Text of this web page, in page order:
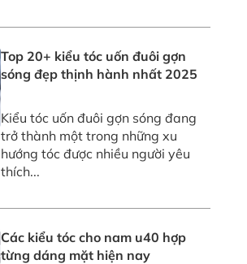
Top 20+ kiểu tóc uốn đuôi gợn
sóng đẹp thịnh hành nhất 2025
Kiểu tóc uốn đuôi gợn sóng đang
trở thành một trong những xu
hướng tóc được nhiều người yêu
thích...
Các kiểu tóc cho nam u40 hợp
từng dáng mặt hiện nay